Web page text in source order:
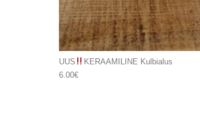
UUS
KERAAMILINE Kulbialus
6.00€